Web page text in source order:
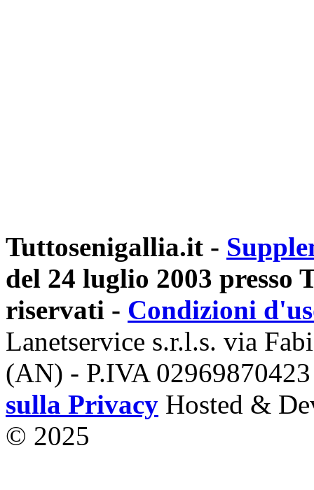
Tuttosenigallia.it -
del 24 luglio 2003
riservati - Condizioni
Lanetservice s.r.l.s. via
(AN) - P.IVA
sulla Privacy Hosted &
© 2025